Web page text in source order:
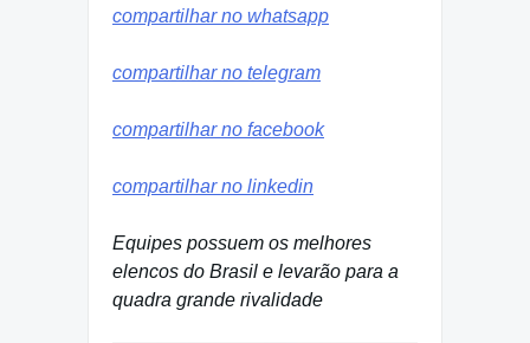
compartilhar no whatsapp
compartilhar no telegram
compartilhar no facebook
compartilhar no linkedin
Equipes possuem os melhores
elencos do Brasil e levarão para a
quadra grande rivalidade